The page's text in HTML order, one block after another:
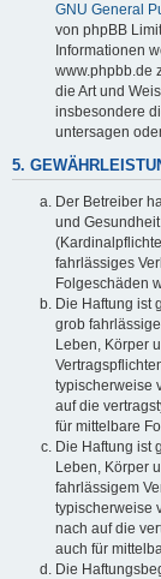
GNU General
von phpBB
Informationen
www.phpbb.de
die Art und
insbesondere
untersagen
5.
Der Betreiber
und
fahrlässiges
Folgeschäden
Die Haftung ist
grob
Leben, Körper
typischerweise
auf die
für mittelbare
Die Haftung ist
Leben, Körper
fahrlässigem
typischerweise
nach auf die
auch für
Die